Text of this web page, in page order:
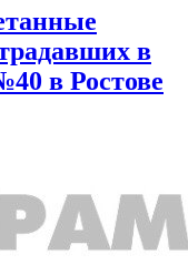
в
в Ростове